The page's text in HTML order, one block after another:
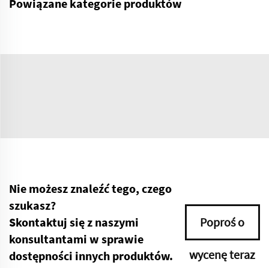
Powiązane kategorie produktów
Nie możesz znaleźć tego, czego
szukasz?
Skontaktuj się z naszymi
konsultantami w sprawie
dostępności innych produktów.
Poproś o
wycenę teraz